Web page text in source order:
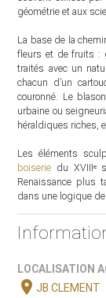
géométrie et aux
La base de la
fleurs et de fruits :
traités avec un
chacun d’un
couronné. Le
urbaine ou
héraldiques riches,
Les éléments
boiserie du XVIIIᵉ
Renaissance plus
dans une logique
LOCALISATION
location_onJB CLEMENT